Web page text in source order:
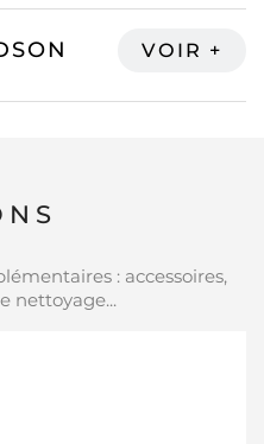
: accessoires,
nettoyage...